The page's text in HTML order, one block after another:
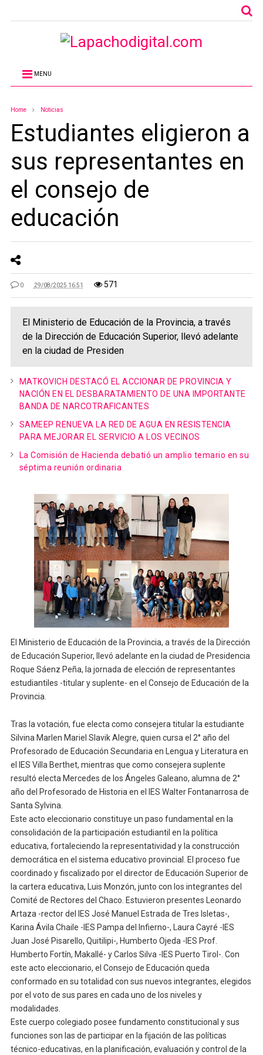
MENU
Home Noticias
Estudiantes eligieron a
sus representantes en
el consejo de
educación
0 29/08/2025 16:51 571
El Ministerio de Educación de la Provincia, a través
de la Dirección de Educación Superior, llevó adelante
en la ciudad de Presiden
MATKOVICH DESTACÓ EL ACCIONAR DE PROVINCIA Y
NACIÓN EN EL DESBARATAMIENTO DE UNA IMPORTANTE
BANDA DE NARCOTRAFICANTES
SAMEEP RENUEVA LA RED DE AGUA EN RESISTENCIA
PARA MEJORAR EL SERVICIO A LOS VECINOS
La Comisión de Hacienda debatió un amplio temario en su
séptima reunión ordinaria
El Ministerio de Educación de la Provincia, a través de la Dirección
de Educación Superior, llevó adelante en la ciudad de Presidencia
Roque Sáenz Peña, la jornada de elección de representantes
estudiantiles -titular y suplente- en el Consejo de Educación de la
Provincia.
Tras la votación, fue electa como consejera titular la estudiante
Silvina Marlen Mariel Slavik Alegre, quien cursa el 2° año del
Profesorado de Educación Secundaria en Lengua y Literatura en
el IES Villa Berthet, mientras que como consejera suplente
resultó electa Mercedes de los Ángeles Galeano, alumna de 2°
año del Profesorado de Historia en el IES Walter Fontanarrosa de
Santa Sylvina.
Este acto eleccionario constituye un paso fundamental en la
consolidación de la participación estudiantil en la política
educativa, fortaleciendo la representatividad y la construcción
democrática en el sistema educativo provincial. El proceso fue
coordinado y fiscalizado por el director de Educación Superior de
la cartera educativa, Luis Monzón, junto con los integrantes del
Comité de Rectores del Chaco. Estuvieron presentes Leonardo
Artaza -rector del IES José Manuel Estrada de Tres Isletas-,
Karina Ávila Chaile -IES Pampa del Infierno-, Laura Cayré -IES
Juan José Pisarello, Quitilipi-, Humberto Ojeda -IES Prof.
Humberto Fortín, Makallé- y Carlos Silva -IES Puerto Tirol-. Con
este acto eleccionario, el Consejo de Educación queda
conformado en su totalidad con sus nuevos integrantes, elegidos
por el voto de sus pares en cada uno de los niveles y
modalidades.
Este cuerpo colegiado posee fundamento constitucional y sus
funciones son las de participar en la fijación de las políticas
técnico-educativas, en la planificación, evaluación y control de la